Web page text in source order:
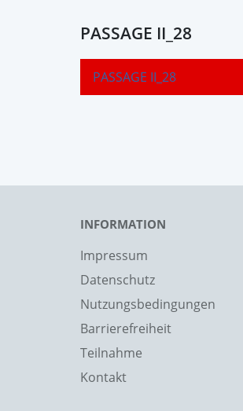
PASSAGE II_28
PASSAGE II_28
INFORMATION
Impressum
Datenschutz
Nutzungsbedingungen
Barrierefreiheit
Teilnahme
Kontakt